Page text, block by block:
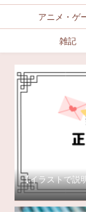
アニメ・ゲ
雑記
【イラストで説